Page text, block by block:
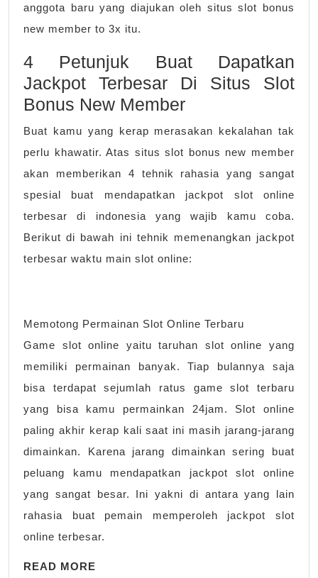
anggota baru yang diajukan oleh situs slot bonus
new member to 3x itu.
4 Petunjuk Buat Dapatkan
Jackpot Terbesar Di Situs Slot
Bonus New Member
Buat kamu yang kerap merasakan kekalahan tak
perlu khawatir. Atas situs slot bonus new member
akan memberikan 4 tehnik rahasia yang sangat
spesial buat mendapatkan jackpot slot online
terbesar di indonesia yang wajib kamu coba.
Berikut di bawah ini tehnik memenangkan jackpot
terbesar waktu main slot online:
Memotong Permainan Slot Online Terbaru
Game slot online yaitu taruhan slot online yang
memiliki permainan banyak. Tiap bulannya saja
bisa terdapat sejumlah ratus game slot terbaru
yang bisa kamu permainkan 24jam. Slot online
paling akhir kerap kali saat ini masih jarang-jarang
dimainkan. Karena jarang dimainkan sering buat
peluang kamu mendapatkan jackpot slot online
yang sangat besar. Ini yakni di antara yang lain
rahasia buat pemain memperoleh jackpot slot
online terbesar.
READ MORE